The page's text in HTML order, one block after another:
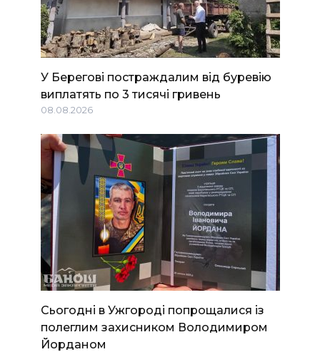
У Берегові постраждалим від буревію
виплатять по 3 тисячі гривень
08.08.2026
Сьогодні в Ужгороді попрощалися із
полеглим захисником Володимиром
Йорданом